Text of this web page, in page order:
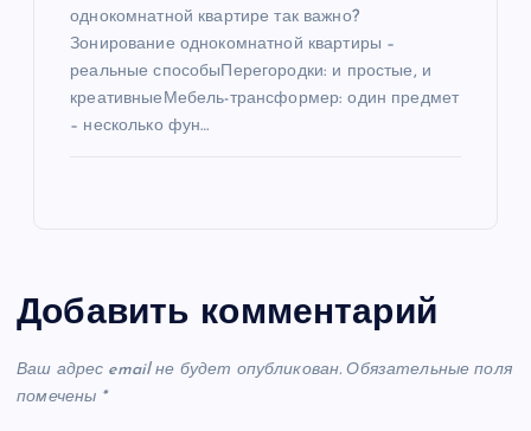
однокомнатной квартире так важно?
Зонирование однокомнатной квартиры –
реальные способыПерегородки: и простые, и
креативныеМебель-трансформер: один предмет
– несколько фун…
Добавить комментарий
Ваш адрес email не будет опубликован. Обязательные поля
помечены *